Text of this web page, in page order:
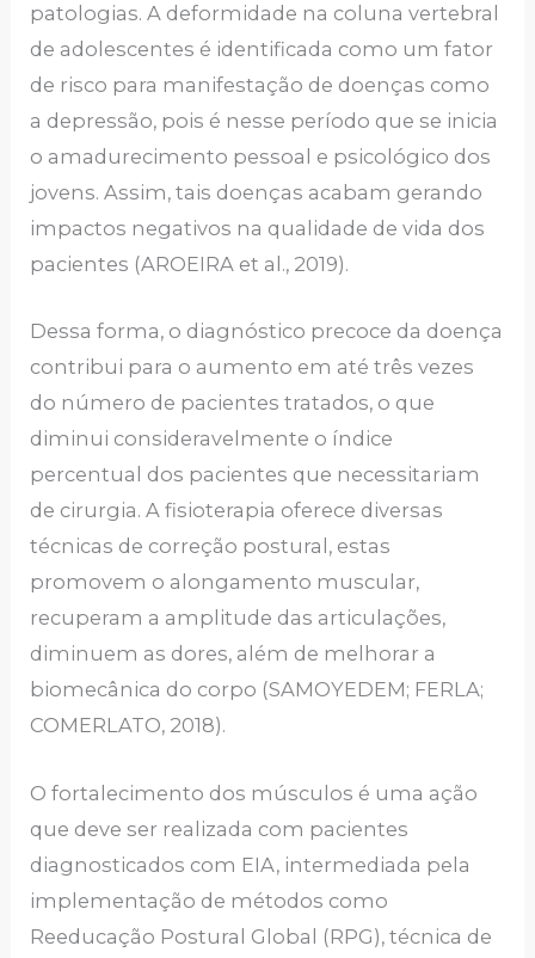
patologias. A deformidade na coluna vertebral
de adolescentes é identificada como um fator
de risco para manifestação de doenças como
a depressão, pois é nesse período que se inicia
o amadurecimento pessoal e psicológico dos
jovens. Assim, tais doenças acabam gerando
impactos negativos na qualidade de vida dos
pacientes (AROEIRA et al., 2019).
Dessa forma, o diagnóstico precoce da doença
contribui para o aumento em até três vezes
do número de pacientes tratados, o que
diminui consideravelmente o índice
percentual dos pacientes que necessitariam
de cirurgia. A fisioterapia oferece diversas
técnicas de correção postural, estas
promovem o alongamento muscular,
recuperam a amplitude das articulações,
diminuem as dores, além de melhorar a
biomecânica do corpo (SAMOYEDEM; FERLA;
COMERLATO, 2018).
O fortalecimento dos músculos é uma ação
que deve ser realizada com pacientes
diagnosticados com EIA, intermediada pela
implementação de métodos como
Reeducação Postural Global (RPG), técnica de